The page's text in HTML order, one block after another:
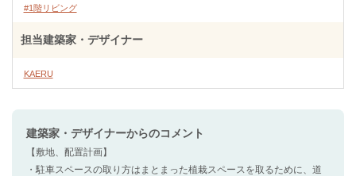
#1階リビング
担当建築家・デザイナー
KAERU
建築家・デザイナーからのコメント
【敷地、配置計画】
・駐車スペースの取り方はまとまった植栽スペースを取るために、道